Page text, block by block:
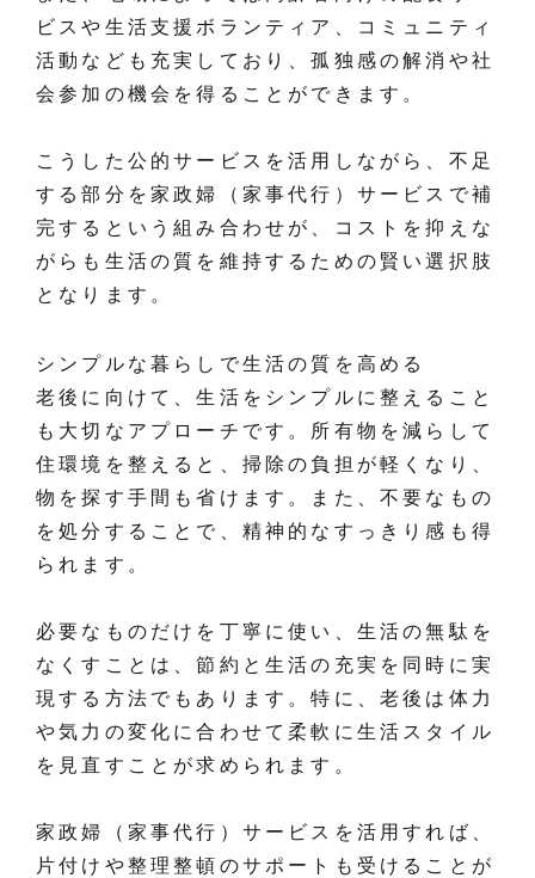
ビスや生活支援ボランティア、コミュニティ
活動なども充実しており、孤独感の解消や社
会参加の機会を得ることができます。
こうした公的サービスを活用しながら、不足
する部分を家政婦（家事代行）サービスで補
完するという組み合わせが、コストを抑えな
がらも生活の質を維持するための賢い選択肢
となります。
シンプルな暮らしで生活の質を高める
老後に向けて、生活をシンプルに整えること
も大切なアプローチです。所有物を減らして
住環境を整えると、掃除の負担が軽くなり、
物を探す手間も省けます。また、不要なもの
を処分することで、精神的なすっきり感も得
られます。
必要なものだけを丁寧に使い、生活の無駄を
なくすことは、節約と生活の充実を同時に実
現する方法でもあります。特に、老後は体力
や気力の変化に合わせて柔軟に生活スタイル
を見直すことが求められます。
家政婦（家事代行）サービスを活用すれば、
片付けや整理整頓のサポートも受けることが